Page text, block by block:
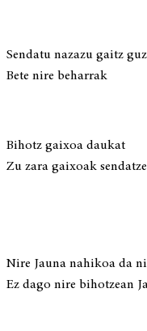
Sendatu nazazu gaitz
Bete nire beharrak
Bihotz gaixoa daukat
Zu zara gaixoak
Nire Jauna nahikoa da
Ez dago nire bihotzean